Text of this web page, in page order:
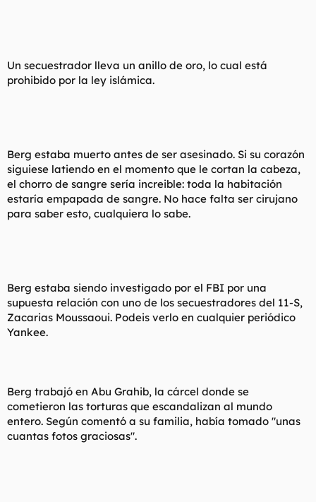
Un secuestrador lleva un anillo de oro, lo cual está
prohibido por la ley islámica.
Berg estaba muerto antes de ser asesinado. Si su corazón
siguiese latiendo en el momento que le cortan la cabeza,
el chorro de sangre sería increible: toda la habitación
estaría empapada de sangre. No hace falta ser cirujano
para saber esto, cualquiera lo sabe.
Berg estaba siendo investigado por el FBI por una
supuesta relación con uno de los secuestradores del 11-S,
Zacarias Moussaoui. Podeis verlo en cualquier periódico
Yankee.
Berg trabajó en Abu Grahib, la cárcel donde se
cometieron las torturas que escandalizan al mundo
entero. Según comentó a su familia, había tomado "unas
cuantas fotos graciosas".